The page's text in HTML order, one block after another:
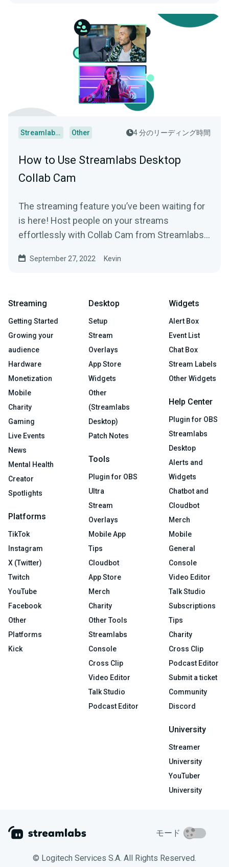
Streamlabs Desktop Other 4 分のリーディング時間
How to Use Streamlabs Desktop
Collab Cam
The streaming feature you’ve been waiting for
is here! Host people on your streams
effortlessly with Collab Cam from Streamlabs
September 27, 2022 Kevin
Streaming
Getting Started
Growing your
audience
Hardware
Monetization
Mobile
Charity
Gaming
Live Events
News
Mental Health
Creator
Spotlights
Platforms
TikTok
Instagram
X (Twitter)
Twitch
YouTube
Facebook
Other
Platforms
Kick
Desktop
Setup
Stream
Overlays
App Store
Widgets
Other
(Streamlabs
Desktop)
Patch Notes
Tools
Plugin for OBS
Ultra
Stream
Overlays
Mobile App
Tips
Cloudbot
App Store
Merch
Charity
Other Tools
Streamlabs
Console
Cross Clip
Video Editor
Talk Studio
Podcast Editor
Widgets
Alert Box
Event List
Chat Box
Stream Labels
Other Widgets
Help Center
Plugin for OBS
Streamlabs
Desktop
Alerts and
Widgets
Chatbot and
Cloudbot
Merch
Mobile
General
Console
Video Editor
Talk Studio
Subscriptions
Tips
Charity
Cross Clip
Podcast Editor
Submit a ticket
Community
Discord
University
Streamer
University
YouTuber
University
モード
© Logitech Services S.A. All Rights Reserved.